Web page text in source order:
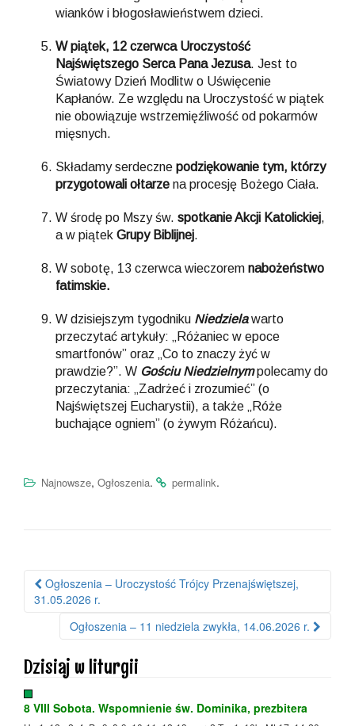
wianków i błogosławieństwem dzieci.
W piątek, 12 czerwca Uroczystość
Najświętszego Serca Pana Jezusa. Jest to
Światowy Dzień Modlitw o Uświęcenie
Kapłanów. Ze względu na Uroczystość w piątek
nie obowiązuje wstrzemięźliwość od pokarmów
mięsnych.
Składamy serdeczne podziękowanie tym, którzy
przygotowali ołtarze na procesję Bożego Ciała.
W środę po Mszy św. spotkanie Akcji Katolickiej,
a w piątek Grupy Biblijnej.
W sobotę, 13 czerwca wieczorem nabożeństwo
fatimskie.
W dzisiejszym tygodniku Niedzielawarto
przeczytać artykuły: „Różaniec w epoce
smartfonów” oraz „Co to znaczy żyć w
prawdzie?”. W Gościu Niedzielnympolecamy do
przeczytania: „Zadrżeć i zrozumieć” (o
Najświętszej Eucharystii), a także „Róże
buchające ogniem” (o żywym Różańcu).
Najnowsze, Ogłoszenia. permalink.
Nawigacja po wpisie
Ogłoszenia – Uroczystość Trójcy Przenajświętszej,
31.05.2026 r.
Ogłoszenia – 11 niedziela zwykła, 14.06.2026 r.
Dzisiaj w liturgii
8 VIII Sobota. Wspomnienie św. Dominika, prezbitera